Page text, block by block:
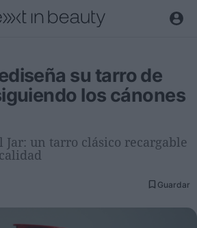
su tarro de
los cánones
Jar: un tarro clásico recargable
Guardar